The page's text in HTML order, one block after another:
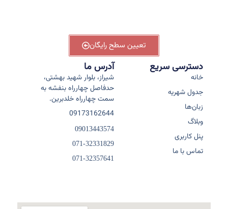
تعیین سطح رایگان
دسترسی سریع
خانه
جدول شهریه
زبان‌ها
وبلاگ
پنل کاربری
تماس با ما
آدرس ما
شیراز، بلوار شهید بهشتی،
حدفاصل چهارراه بنفشه به
سمت چهارراه خلدبرین.
09173162644
09013443574
071-32331829
071-32357641